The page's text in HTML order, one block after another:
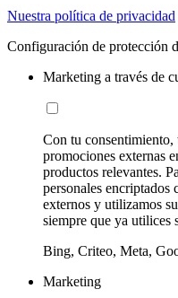
Nuestra política de privacidad
Configuración de protección
Marketing a través de
Con tu consentimiento,
promociones externas
productos relevantes.
personales encriptados
externos y utilizamos
siempre que ya utilices
Bing, Criteo, Meta,
Marketing